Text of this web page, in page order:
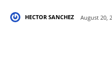
HECTOR SANCHEZ August 20,